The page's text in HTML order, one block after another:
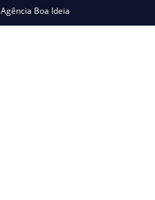
Agência Boa Ideia